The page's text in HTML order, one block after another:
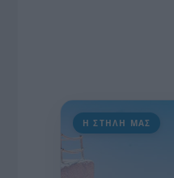
Η ΣΤΗΛΗ ΜΑΣ